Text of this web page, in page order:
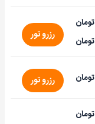
تومان
تومان رزرو تور
تومان رزرو تور
تومان